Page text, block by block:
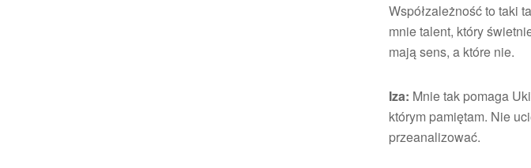
Współzależność to taki
mnie talent, który
mają sens, a które nie.
Iza: Mnie tak pomaga
którym pamiętam. Nie
przeanalizować.